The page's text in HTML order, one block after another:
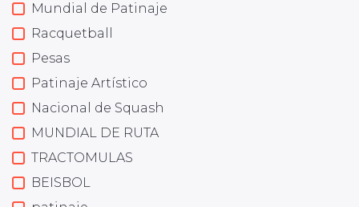
Mundial de Patinaje
Racquetball
Pesas
Patinaje Artístico
Nacional de Squash
MUNDIAL DE RUTA
TRACTOMULAS
BEISBOL